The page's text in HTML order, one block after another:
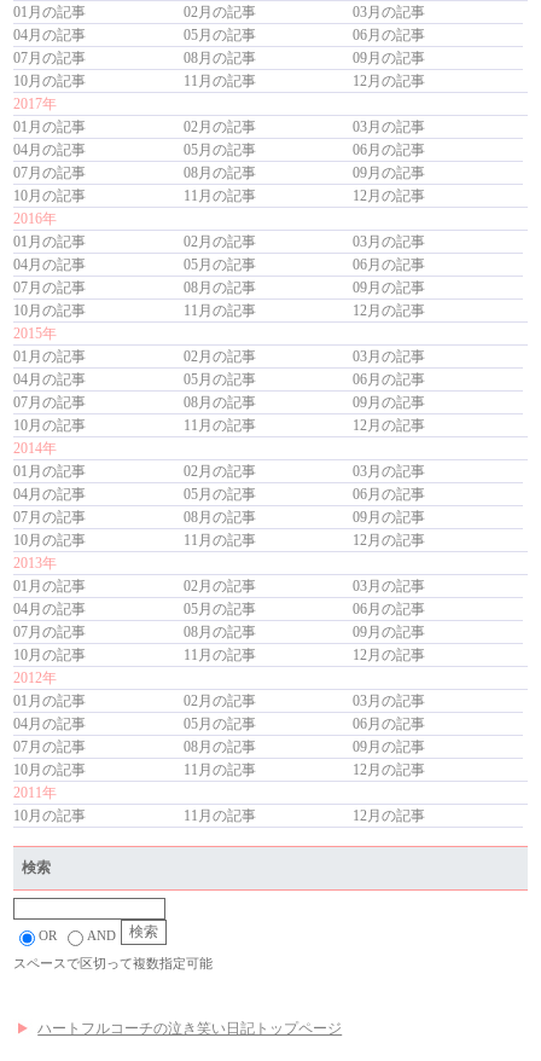
01月の記事
02月の記事
03月の記事
04月の記事
05月の記事
06月の記事
07月の記事
08月の記事
09月の記事
10月の記事
11月の記事
12月の記事
2017年
01月の記事
02月の記事
03月の記事
04月の記事
05月の記事
06月の記事
07月の記事
08月の記事
09月の記事
10月の記事
11月の記事
12月の記事
2016年
01月の記事
02月の記事
03月の記事
04月の記事
05月の記事
06月の記事
07月の記事
08月の記事
09月の記事
10月の記事
11月の記事
12月の記事
2015年
01月の記事
02月の記事
03月の記事
04月の記事
05月の記事
06月の記事
07月の記事
08月の記事
09月の記事
10月の記事
11月の記事
12月の記事
2014年
01月の記事
02月の記事
03月の記事
04月の記事
05月の記事
06月の記事
07月の記事
08月の記事
09月の記事
10月の記事
11月の記事
12月の記事
2013年
01月の記事
02月の記事
03月の記事
04月の記事
05月の記事
06月の記事
07月の記事
08月の記事
09月の記事
10月の記事
11月の記事
12月の記事
2012年
01月の記事
02月の記事
03月の記事
04月の記事
05月の記事
06月の記事
07月の記事
08月の記事
09月の記事
10月の記事
11月の記事
12月の記事
2011年
10月の記事
11月の記事 12月の記事
検索
OR AND
スペースで区切って複数指定可能
ハートフルコーチの泣き笑い日記トップページ